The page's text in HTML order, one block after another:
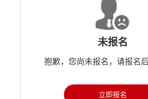
未报名
抱歉，您尚未报名，请报名后
立即报名